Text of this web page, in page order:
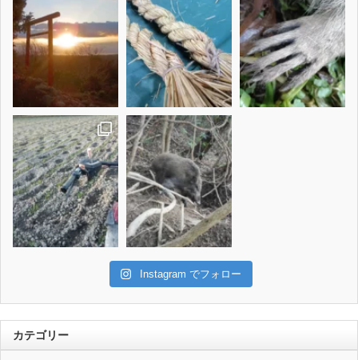
Instagram でフォロー
カテゴリー